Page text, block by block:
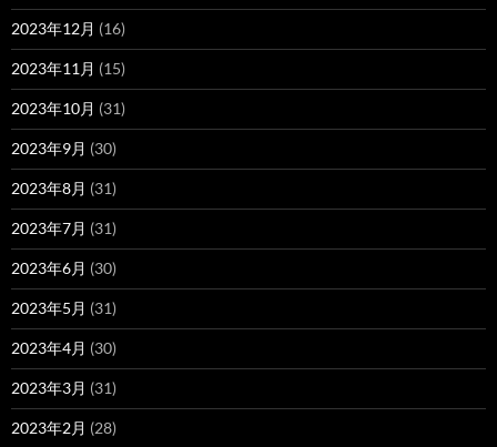
2023年12月 (16)
2023年11月 (15)
2023年10月 (31)
2023年9月 (30)
2023年8月 (31)
2023年7月 (31)
2023年6月 (30)
2023年5月 (31)
2023年4月 (30)
2023年3月 (31)
2023年2月 (28)